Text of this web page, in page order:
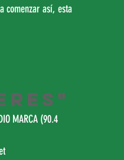
comenzar así, esta
MARCA (90.4